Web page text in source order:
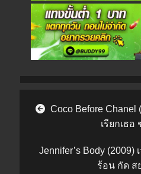
Post navigation
Coco Before
เรียกเธอ
Jennifer’s Body (2009)
ร้อน กัด ส